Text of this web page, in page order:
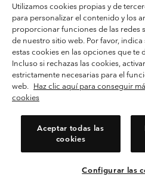
Condiciones de uso
Terminos de Venta
Política de Privacidad
Términos y condiciones del programa de
Términos De Uso Del Contenido
Impressum
Cookies Public CBCR
Utilizamos cookies propias y de
para personalizar el contenido y los
proporcionar funciones de las redes
de nuestro sitio web. Por favor,
estas cookies en las opciones que te
Incluso si rechazas las cookies,
estrictamente necesarias para el
web. Haz clic aquí para conseguir
cookies
Aceptar todas las
cookies
Configurar las
Selecciona tu
Compras en
España
Ver Todos Los